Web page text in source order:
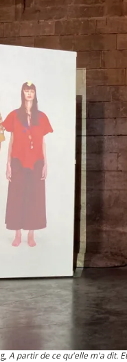
A partir de ce qu'elle m'a dit.